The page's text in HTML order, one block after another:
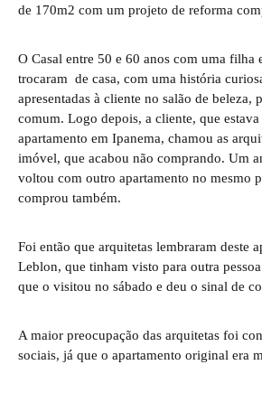
de 170m2 com um projeto de reforma
O Casal entre 50 e 60 anos com uma filha
trocaram de casa, com uma história
apresentadas à cliente no salão de beleza,
comum. Logo depois, a cliente, que
apartamento em Ipanema, chamou as
imóvel, que acabou não comprando. Um
voltou com outro apartamento no mesmo
comprou também.
Foi então que arquitetas lembraram deste
Leblon, que tinham visto para outra
que o visitou no sábado e deu o sinal de
A maior preocupação das arquitetas foi
sociais, já que o apartamento original era